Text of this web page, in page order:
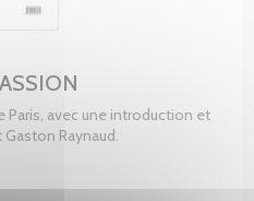
Paris, avec une introduction et
Raynaud.